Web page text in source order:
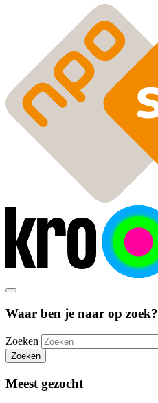
Waar ben je naar op zoek?
Zoeken
Zoeken
Meest gezocht